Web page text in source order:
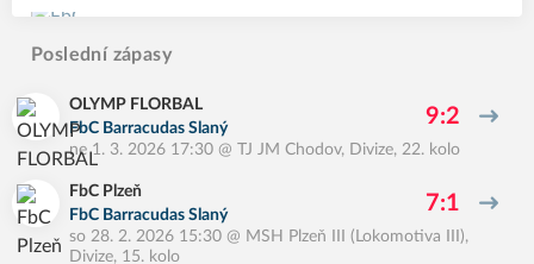
Poslední zápasy
OLYMP FLORBAL
FbC Barracudas Slaný
9:2
ne 1. 3. 2026 17:30 @ TJ JM Chodov, Divize, 22. kolo
FbC Plzeň
FbC Barracudas Slaný
7:1
so 28. 2. 2026 15:30 @ MSH Plzeň III (Lokomotiva III),
Divize, 15. kolo